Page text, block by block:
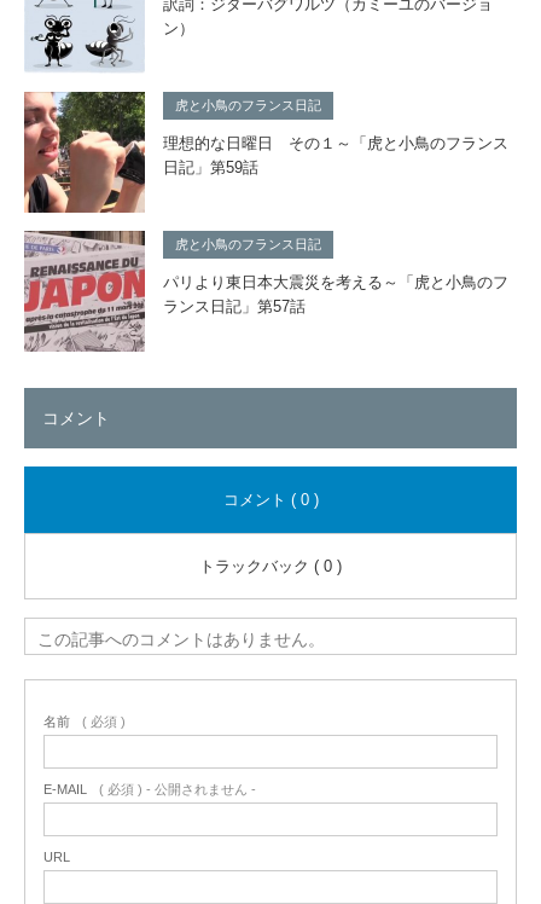
訳詞：ジターバグワルツ（カミーユのバージョ
ン）
虎と小鳥のフランス日記
理想的な日曜日 その１～「虎と小鳥のフランス
日記」第59話
虎と小鳥のフランス日記
パリより東日本大震災を考える～「虎と小鳥のフ
ランス日記」第57話
コメント
コメント ( 0 )
トラックバック ( 0 )
この記事へのコメントはありません。
名前 ( 必須 )
E-MAIL ( 必須 ) - 公開されません -
URL